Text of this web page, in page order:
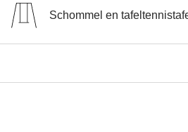
Schommel en